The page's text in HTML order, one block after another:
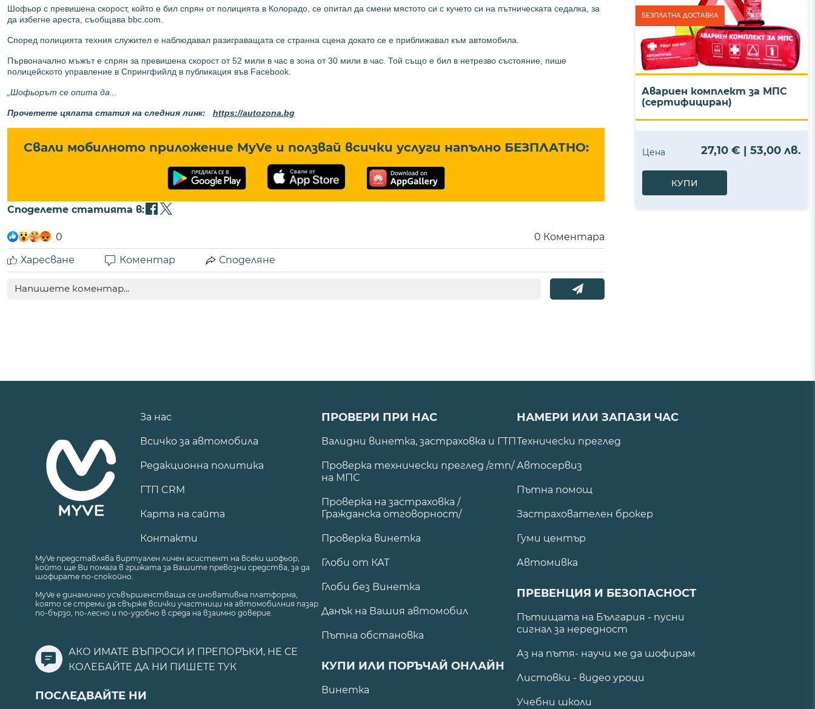
Шофьор с превишена скорост, който е бил спрян от полицията в Колорадо, се опитал да смени мястото си с кучето си на пътническата седалка, за
да избегне ареста, съобщава bbc.com.
Според полицията техния служител е наблюдавал разиграващата се странна сцена докато се е приближавал към автомобила.
Първоначално мъжът е спрян за превишена скорост от 52 мили в час в зона от 30 мили в час. Той също е бил в нетрезво състояние, пише
полицейското управление в Спрингфийлд в публикация във Facebook.
„Шофьорът се опита да...
Прочетете цялата статия на следния линк: https://autozona.bg
Свали мобилното приложение MyVe и ползвай всички услуги напълно БЕЗПЛАТНО:
Споделете статията в:
0 0 Коментара
Харесване
Коментар Споделяне
БЕЗПЛАТНА ДОСТАВКА
Авариен комплект за МПС
(сертифициран)
Цена 27,10 € | 53,00 лв.
КУПИ
За нас
Всичко за автомобила
Редакционна политика
ГТП CRM
Карта на сайта
Контакти
MyVe представлява виртуален личен асистент на всеки шофьор,
който ще Ви помага в грижата за Вашите превозни средства, за да
шофирате по-спокойно.
MyVe е динамично усъвършенстваща се иновативна платформа,
която се стреми да свърже всички участници на автомобилния пазар
по-бързо, по-лесно и по-удобно в среда на взаимно доверие.
АКО ИМАТЕ ВЪПРОСИ И ПРЕПОРЪКИ, НЕ СЕ
КОЛЕБАЙТЕ ДА НИ ПИШЕТЕ ТУК
ПОСЛЕДВАЙТЕ НИ
ПРОВЕРИ ПРИ НАС
Валидни винетка, застраховка и ГТП
Проверка технически преглед /гтп/
на МПС
Проверка на застраховка /
Гражданска отговорност/
Проверка винетка
Глоби от КАТ
Глоби без Винетка
Данък на Вашия автомобил
Пътна обстановка
КУПИ ИЛИ ПОРЪЧАЙ ОНЛАЙН
Винетка
НАМЕРИ ИЛИ ЗАПАЗИ ЧАС
Технически преглед
Автосервиз
Пътна помощ
Застрахователен брокер
Гуми център
Автомивка
ПРЕВЕНЦИЯ И БЕЗОПАСНОСТ
Пътищата на България - пусни
сигнал за нередност
Аз на пътя- научи ме да шофирам
Листовки - видео уроци
Учебни школи